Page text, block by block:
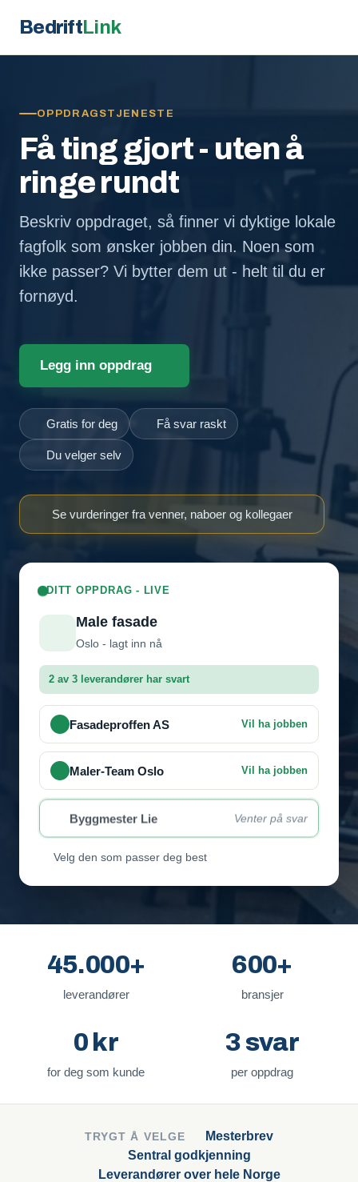
BedriftLink
OPPDRAGSTJENESTE
Få ting gjort - uten å
ringe rundt
Beskriv oppdraget, så finner vi dyktige lokale
fagfolk som ønsker jobben din. Noen som
ikke passer? Vi bytter dem ut - helt til du er
fornøyd.
Legg inn oppdrag
Gratis for deg Få svar raskt
Du velger selv
Se vurderinger fra venner, naboer og kollegaer
DITT OPPDRAG - LIVE
Male fasade
Oslo - lagt inn nå
2 av 3 leverandører har svart
Fasadeproffen AS Vil ha jobben
Maler-Team Oslo Vil ha jobben
Byggmester Lie Venter på svar
Velg den som passer deg best
45.000+
leverandører
600+
bransjer
0 kr
for deg som kunde
3 svar
per oppdrag
TRYGT Å VELGE
Mesterbrev
Sentral godkjenning
Leverandører over hele Norge